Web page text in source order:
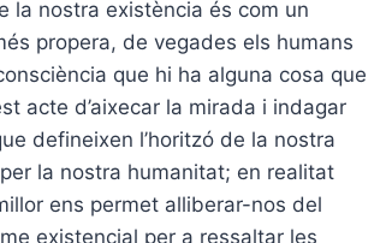
la nostra existència és com un
propera, de vegades els humans
que hi ha alguna cosa que
acte d’aixecar la mirada i indagar
defineixen l’horitzó de la nostra
la nostra humanitat; en realitat
ens permet alliberar-nos del
existencial per a ressaltar les